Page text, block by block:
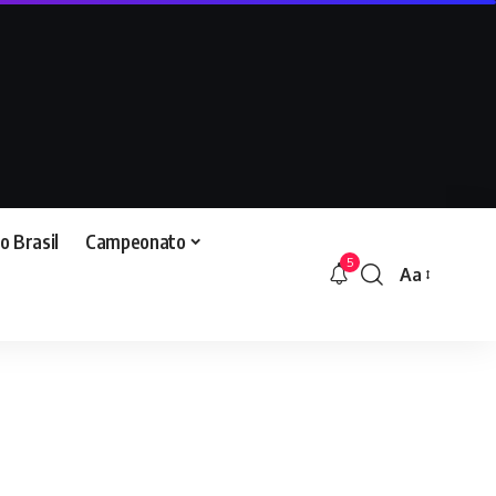
Brasil Campeonato
5
Aa